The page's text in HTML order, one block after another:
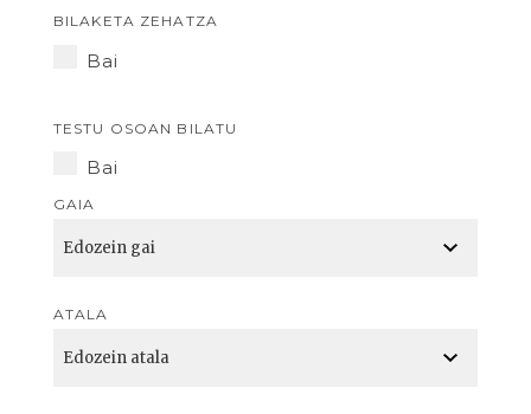
BILAKETA ZEHATZA
Bai
TESTU OSOAN BILATU
Bai
GAIA
ATALA